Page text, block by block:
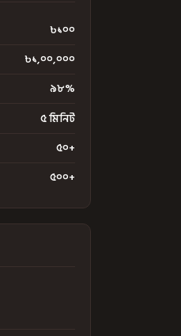
৳১০০
৳১,০০,০০০
৯৮%
৫ মিনিট
৫০+
৫০০+